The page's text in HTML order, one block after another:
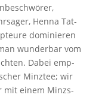
Hen­na Tat­
dominieren
wun­der­bar vom
Dabei emp­
Minz­tee; wir
mit einem Minzs­